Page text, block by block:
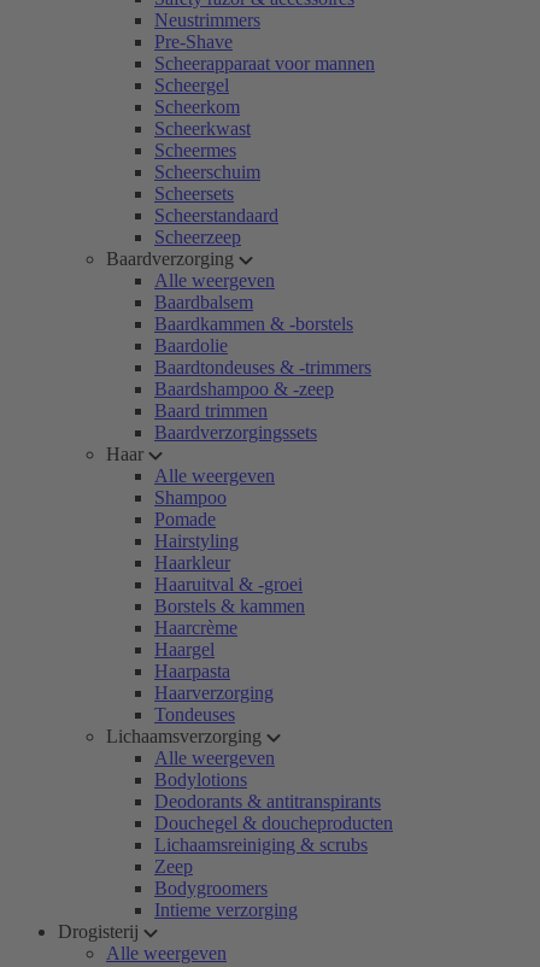
Neustrimmers
Pre-Shave
Scheerapparaat voor mannen
Scheergel
Scheerkom
Scheerkwast
Scheermes
Scheerschuim
Scheersets
Scheerstandaard
Scheerzeep
Baardverzorging
Alle weergeven
Baardbalsem
Baardkammen & -borstels
Baardolie
Baardtondeuses & -trimmers
Baardshampoo & -zeep
Baard trimmen
Baardverzorgingssets
Haar
Alle weergeven
Shampoo
Pomade
Hairstyling
Haarkleur
Haaruitval & -groei
Borstels & kammen
Haarcrème
Haargel
Haarpasta
Haarverzorging
Tondeuses
Lichaamsverzorging
Alle weergeven
Bodylotions
Deodorants & antitranspirants
Douchegel & doucheproducten
Lichaamsreiniging & scrubs
Zeep
Bodygroomers
Intieme verzorging
Drogisterij
Alle weergeven